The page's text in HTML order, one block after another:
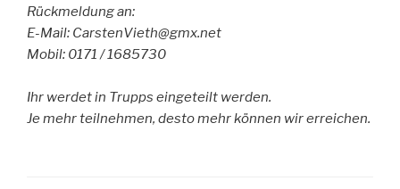
Rückmeldung an:
E-Mail: CarstenVieth@gmx.net
Mobil: 0171 / 1685730
Ihr werdet in Trupps eingeteilt werden.
Je mehr teilnehmen, desto mehr können wir erreichen.